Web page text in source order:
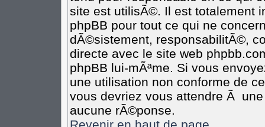
site est utilisÃ©. Il est totalement
phpBB pour tout ce qui ne
dÃ©sistement, responsabilitÃ©,
directe avec le site web
phpBB lui-mÃªme. Si vous
une utilisation non conforme de
vous devriez vous attendre Ã
aucune rÃ©ponse.